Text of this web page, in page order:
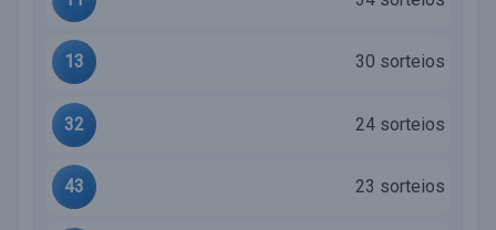
13 30 sorteios
32 24 sorteios
43 23 sorteios